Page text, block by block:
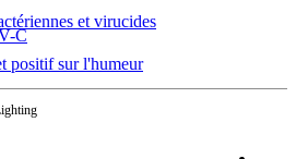
et virucides
C
positif sur l'humeur